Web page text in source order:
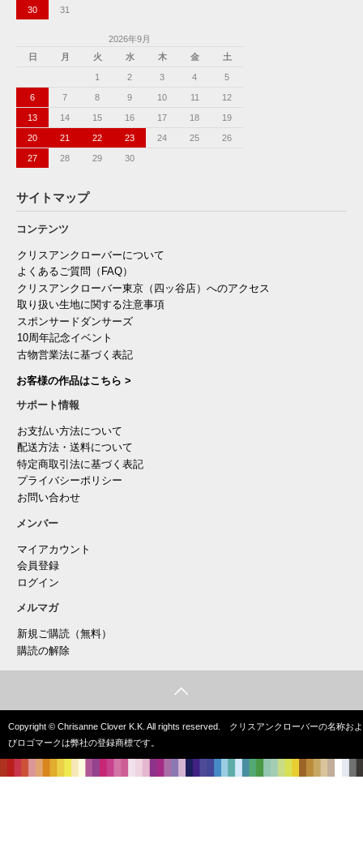
30 31
2026年9月
日
月 火 水 木 金 土
1 2 3 4 5
6 7 8 9 10 11 12
13 14 15 16 17 18 19
20 21 22 23 24 25 26
27 28 29 30
サイトマップ
コンテンツ
クリスアンクローバーについて
よくあるご質問（FAQ）
クリスアンクローバー東京（四ッ谷店）へのアクセス
取り扱い生地に関する注意事項
スポンサードダンサーズ
10周年記念イベント
古物営業法に基づく表記
お客様の作品はこちら >
サポート情報
お支払い方法について
配送方法・送料について
特定商取引法に基づく表記
プライバシーポリシー
お問い合わせ
メンバー
マイアカウント
会員登録
ログイン
メルマガ
新規ご購読（無料）
購読の解除
Copyright © Chrisanne Clover K.K. All rights reserved. クリスアンクローバーの名称およ
びロゴマークは弊社の登録商標です。